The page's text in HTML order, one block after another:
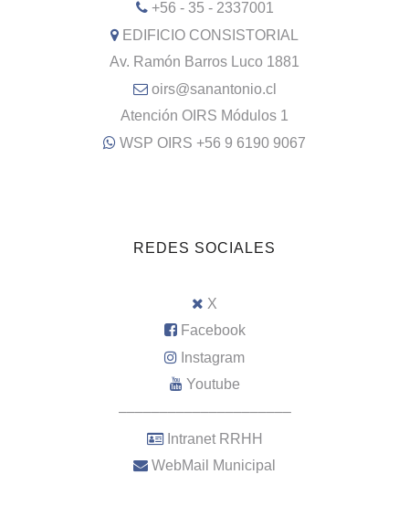
+56 - 35 - 2337001
EDIFICIO CONSISTORIAL
Av. Ramón Barros Luco 1881
oirs@sanantonio.cl
Atención OIRS Módulos 1
WSP OIRS +56 9 6190 9067
REDES SOCIALES
X
Facebook
Instagram
Youtube
–––––––––––––––––––––
Intranet RRHH
WebMail Municipal